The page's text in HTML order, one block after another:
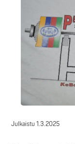
Julkaistu 1.3.2025